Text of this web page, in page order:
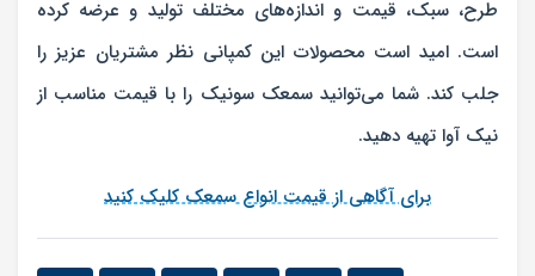
طرح، سبک، قیمت و اندازه‌های مختلف تولید و عرضه کرده
است. امید است محصولات این کمپانی نظر مشتریان عزیز را
جلب کند. شما می‌توانید سمعک سونیک را با قیمت مناسب از
نیک آوا تهیه دهید.
برای آگاهی از قیمت انواع سمعک کلیک کنید